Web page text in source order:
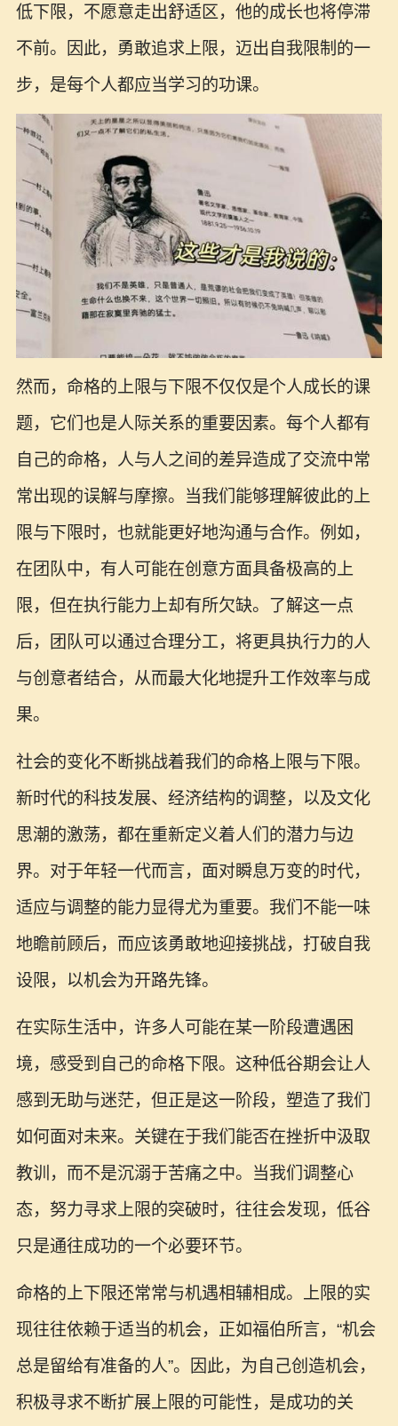
低下限，不愿意走出舒适区，他的成长也将停滞
不前。因此，勇敢追求上限，迈出自我限制的一
步，是每个人都应当学习的功课。
然而，命格的上限与下限不仅仅是个人成长的课
题，它们也是人际关系的重要因素。每个人都有
自己的命格，人与人之间的差异造成了交流中常
常出现的误解与摩擦。当我们能够理解彼此的上
限与下限时，也就能更好地沟通与合作。例如，
在团队中，有人可能在创意方面具备极高的上
限，但在执行能力上却有所欠缺。了解这一点
后，团队可以通过合理分工，将更具执行力的人
与创意者结合，从而最大化地提升工作效率与成
果。
社会的变化不断挑战着我们的命格上限与下限。
新时代的科技发展、经济结构的调整，以及文化
思潮的激荡，都在重新定义着人们的潜力与边
界。对于年轻一代而言，面对瞬息万变的时代，
适应与调整的能力显得尤为重要。我们不能一味
地瞻前顾后，而应该勇敢地迎接挑战，打破自我
设限，以机会为开路先锋。
在实际生活中，许多人可能在某一阶段遭遇困
境，感受到自己的命格下限。这种低谷期会让人
感到无助与迷茫，但正是这一阶段，塑造了我们
如何面对未来。关键在于我们能否在挫折中汲取
教训，而不是沉溺于苦痛之中。当我们调整心
态，努力寻求上限的突破时，往往会发现，低谷
只是通往成功的一个必要环节。
命格的上下限还常常与机遇相辅相成。上限的实
现往往依赖于适当的机会，正如福伯所言，“机会
总是留给有准备的人”。因此，为自己创造机会，
积极寻求不断扩展上限的可能性，是成功的关